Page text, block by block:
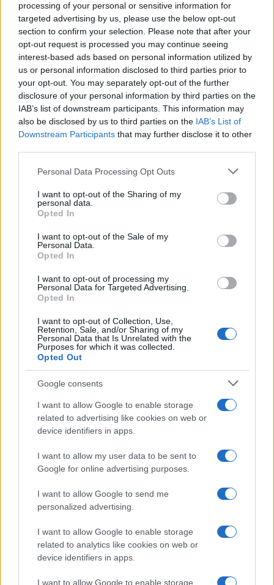
processing of your personal or sensitive information for
targeted advertising by us, please use the below opt-out
section to confirm your selection. Please note that after your
opt-out request is processed you may continue seeing
interest-based ads based on personal information utilized by
us or personal information disclosed to third parties prior to
your opt-out. You may separately opt-out of the further
disclosure of your personal information by third parties on the
IAB’s list of downstream participants. This information may
also be disclosed by us to third parties on the IAB’s List of
Downstream Participants that may further disclose it to other
Please note that this website/app uses one or more Google
not limited to your visit or usage behaviour. You may click to
grant or deny consent to Google and its third-party tags to
use your data for below specified purposes in below Google
consent section.
Personal Data Processing Opt Outs
I want to opt-out of the Sharing of my
personal data.
Opted In
I want to opt-out of the Sale of my
Personal Data.
Opted In
I want to opt-out of processing my
Personal Data for Targeted Advertising.
Opted In
I want to opt-out of Collection, Use,
Retention, Sale, and/or Sharing of my
Personal Data that Is Unrelated with the
Purposes for which it was collected.
Opted Out
Google consents
I want to allow Google to enable storage
related to advertising like cookies on web or
device identifiers in apps.
I want to allow my user data to be sent to
Google for online advertising purposes.
I want to allow Google to send me
personalized advertising.
I want to allow Google to enable storage
related to analytics like cookies on web or
device identifiers in apps.
I want to allow Google to enable storage
MERCATO E TRASFERIMENTI
Barcellona
Francesca Lombardi · 7 Ago 2026
MERCATO E TRASFERIMENTI
Gabriel Jesus al Napoli: l’Arsenal chiede 20 milioni di euro per
il brasiliano
Ilaria Mauri · 7 Ago 2026
Calciomercato: l’Atalanta in pole per Sebastiano Esposito, il
Calciomercato estero: Rodri rifiuta il Real Madrid e punta sul
Barcellona